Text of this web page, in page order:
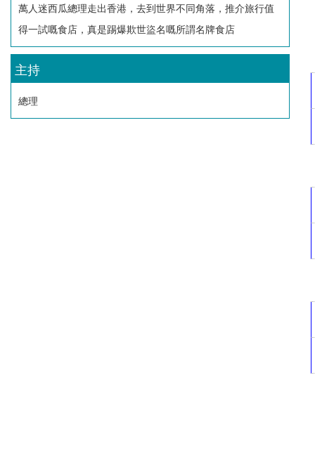
萬人迷西瓜總理走出香港，去到世界不同角落，推介旅行值
得一試嘅食店，真是踢爆欺世盜名嘅所謂名牌食店
主持
總理